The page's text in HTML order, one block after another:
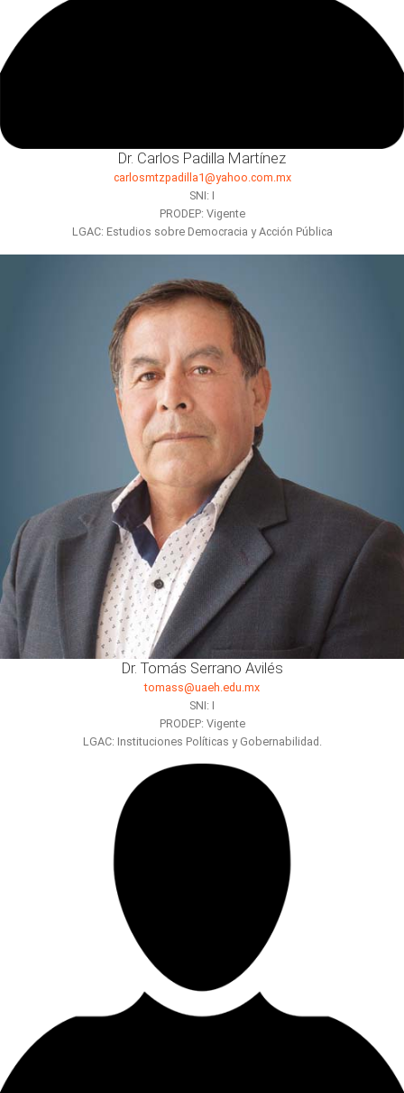
Dr. Carlos Padilla Martínez
carlosmtzpadilla1@yahoo.com.mx
SNI: I
PRODEP: Vigente
LGAC: Estudios sobre Democracia y Acción Pública
Dr. Tomás Serrano Avilés
tomass@uaeh.edu.mx
SNI: I
PRODEP: Vigente
LGAC: Instituciones Políticas y Gobernabilidad.